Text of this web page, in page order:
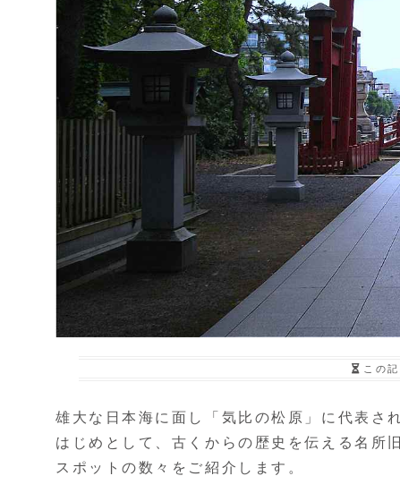
この
雄大な日本海に面し「気比の松原」に代表さ
はじめとして、古くからの歴史を伝える名所
スポットの数々をご紹介します。